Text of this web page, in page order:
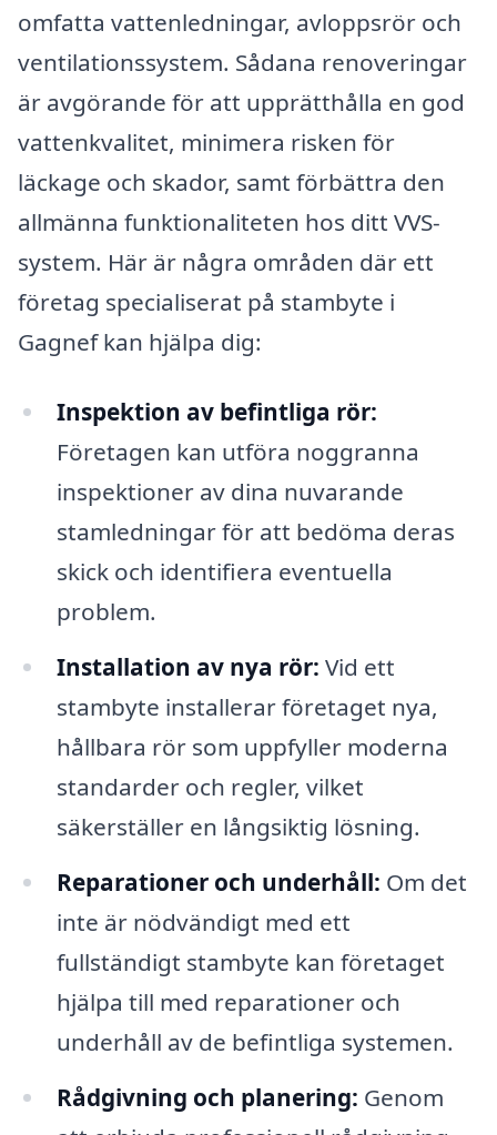
omfatta vattenledningar, avloppsrör och
ventilationssystem. Sådana renoveringar
är avgörande för att upprätthålla en god
vattenkvalitet, minimera risken för
läckage och skador, samt förbättra den
allmänna funktionaliteten hos ditt VVS-
system. Här är några områden där ett
företag specialiserat på stambyte i
Gagnef kan hjälpa dig:
Inspektion av befintliga rör:
Företagen kan utföra noggranna
inspektioner av dina nuvarande
stamledningar för att bedöma deras
skick och identifiera eventuella
problem.
Installation av nya rör: Vid ett
stambyte installerar företaget nya,
hållbara rör som uppfyller moderna
standarder och regler, vilket
säkerställer en långsiktig lösning.
Reparationer och underhåll: Om det
inte är nödvändigt med ett
fullständigt stambyte kan företaget
hjälpa till med reparationer och
underhåll av de befintliga systemen.
Rådgivning och planering: Genom